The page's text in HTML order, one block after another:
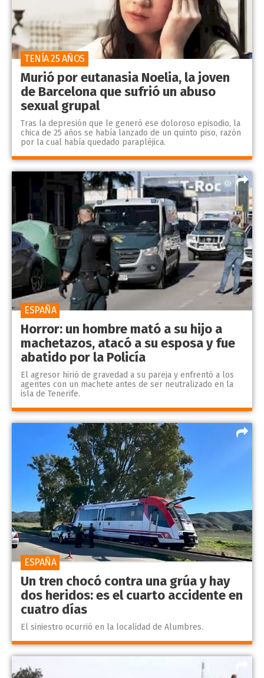
Murió por eutanasia Noelia, la joven
de Barcelona que sufrió un abuso
sexual grupal
Tras la depresión que le generó ese doloroso episodio, la
chica de 25 años se había lanzado de un quinto piso, razón
por la cual había quedado parapléjica.
TENÍA 25 AÑOS
Horror: un hombre mató a su hijo a
machetazos, atacó a su esposa y fue
abatido por la Policía
El agresor hirió de gravedad a su pareja y enfrentó a los
agentes con un machete antes de ser neutralizado en la
isla de Tenerife.
ESPAÑA
Un tren chocó contra una grúa y hay
dos heridos: es el cuarto accidente en
cuatro días
El siniestro ocurrió en la localidad de Alumbres.
ESPAÑA